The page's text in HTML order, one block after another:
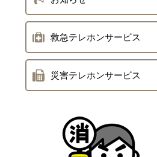
救急テレホンサービス
災害テレホンサービス